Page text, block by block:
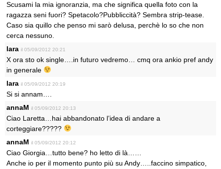
Scusami la mia ignoranzia, ma che significa quella foto con la
ragazza seni fuori? Spetacolo?Pubbliccità? Sembra strip-tease.
Caso sia quillo che penso mi sarò delusa, perchè lo so che non
cerca nessuno.
lara il 05/09/2012 20:21
X ora sto ok single….in futuro vedremo… cmq ora ankio pref andy
in generale
lara il 05/09/2012 20:19
Si si annam….
annaM il 05/09/2012 20:13
Ciao Laretta…hai abbandonato l’idea di andare a
corteggiare?????
annaM il 05/09/2012 20:12
Ciao Giorgia…tutto bene? ho letto di là……
Anche io per il momento punto più su Andy…..faccino simpatico,